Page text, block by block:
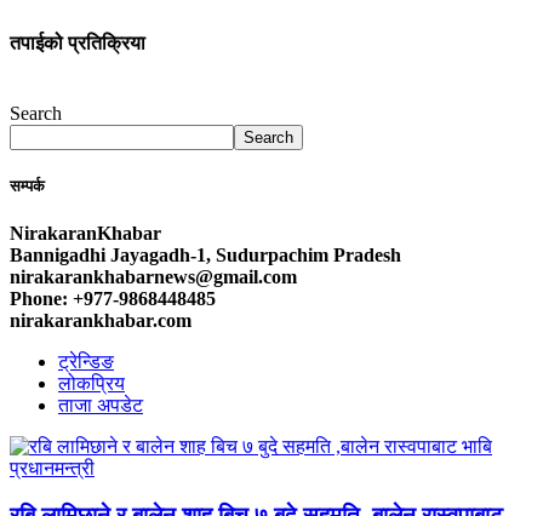
तपाईको प्रतिक्रिया
Search
Search
सम्पर्क
NirakaranKhabar
Bannigadhi Jayagadh-1, Sudurpachim Pradesh
nirakarankhabarnews@gmail.com
Phone: +977-9868448485
nirakarankhabar.com
ट्रेन्डिङ
लोकप्रिय
ताजा अपडेट